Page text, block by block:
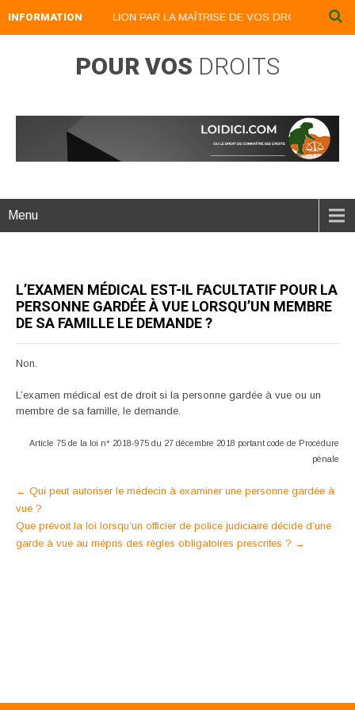
INFORMATION
DEVENEZ UN LION PAR LA MAÎTRISE DE VOS DROITS :
POUR VOS DROITS
Menu
L’EXAMEN MÉDICAL EST-IL FACULTATIF POUR LA
PERSONNE GARDÉE À VUE LORSQU’UN MEMBRE
DE SA FAMILLE LE DEMANDE ?
Non.
L’examen médical est de droit si la personne gardée à vue ou un
membre de sa famille, le demande.
Article 75 de la loi n° 2018-975 du 27 décembre 2018 portant code de Procédure
pénale
Post
navigation
← Qui peut autoriser le médecin à examiner une personne gardée à
vue ?
Que prévoit la loi lorsqu’un officier de police judiciaire décide d’une
garde à vue au mépris des règles obligatoires prescrites ? →